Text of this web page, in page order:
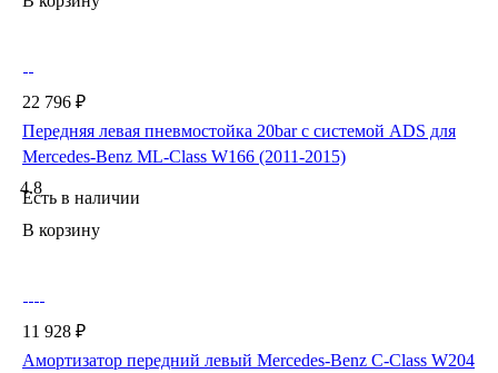
22 796 ₽
Передняя левая пневмостойка 20bar с системой ADS для
Mercedes-Benz ML-Class W166 (2011-2015)
4.8
Есть в наличии
В корзину
11 928 ₽
Амортизатор передний левый Mercedes-Benz C-Class W204